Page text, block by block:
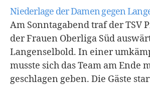
holen sei. Doch das Spiel
unterdurchschnittlichen…
Niederlage der Damen gegen
Am Sonntagabend traf der TSV
der Frauen Oberliga Süd
Langenselbold. In einer
musste sich das Team am Ende
geschlagen geben. Die Gäste